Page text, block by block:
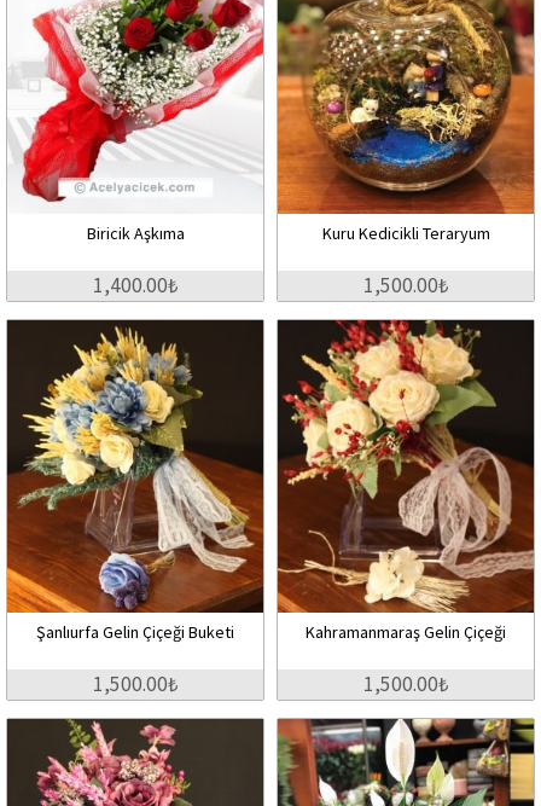
Biricik Aşkıma
1,400.00₺
Kuru Kedicikli Teraryum
1,500.00₺
Şanlıurfa Gelin Çiçeği Buketi
1,500.00₺
Kahramanmaraş Gelin Çiçeği
1,500.00₺